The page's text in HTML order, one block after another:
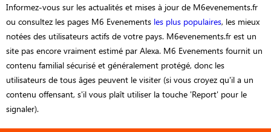
Informez-vous sur les actualités et mises à jour de M6evenements.fr
ou consultez les pages M6 Evenements les plus populaires, les mieux
notées des utilisateurs actifs de votre pays. M6evenements.fr est un
site pas encore vraiment estimé par Alexa. M6 Evenements fournit un
contenu familial sécurisé et généralement protégé, donc les
utilisateurs de tous âges peuvent le visiter (si vous croyez qu'il a un
contenu offensant, s'il vous plaît utiliser la touche 'Report' pour le
signaler).